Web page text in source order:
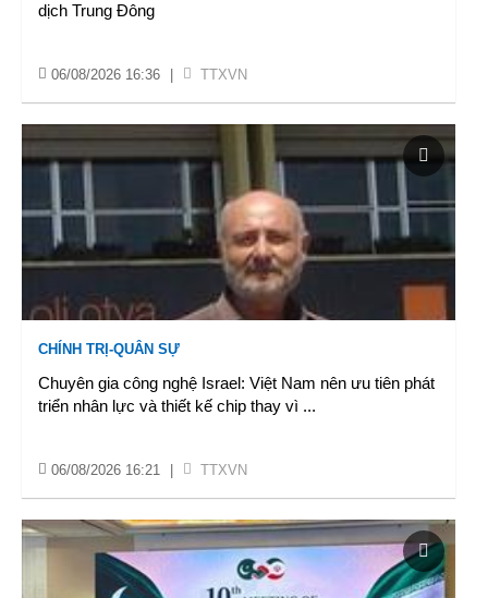
dịch Trung Đông
06/08/2026 16:36 TTXVN
CHÍNH TRỊ-QUÂN SỰ
Chuyên gia công nghệ Israel: Việt Nam nên ưu tiên phát
triển nhân lực và thiết kế chip thay vì ...
06/08/2026 16:21 TTXVN